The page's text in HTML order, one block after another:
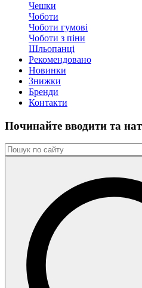
Чешки
Чоботи
Чоботи гумові
Чоботи з піни
Шльопанці
Рекомендовано
Новинки
Знижки
Бренди
Контакти
Починайте вводити та